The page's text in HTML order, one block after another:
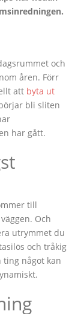
och
åren. Förr
att byta ut
bli sliten
har gått.
till
Och
utrymmet du
och tråkig
ting något kan